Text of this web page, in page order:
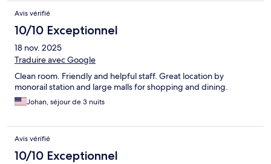
Avis vérifié
10/10 Exceptionnel
18 nov. 2025
Traduire avec Google
Clean room. Friendly and helpful staff. Great location by
monorail station and large malls for shopping and dining.
Johan, séjour de 3 nuits
Avis vérifié
10/10 Exceptionnel